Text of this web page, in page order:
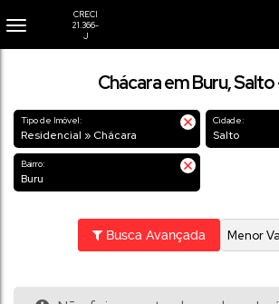
Chácara em Buru, Salto
Tipo de Imóvel:
Residencial » Chácara
Cidade:
Salto
Bairro:
Buru
Busca Avançada